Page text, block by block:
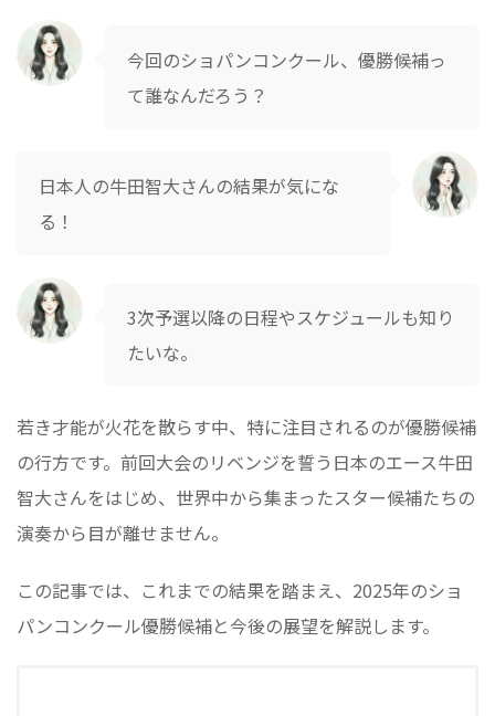
今回のショパンコンクール、優勝候補っ
て誰なんだろう？
日本人の牛田智大さんの結果が気にな
る！
3次予選以降の日程やスケジュールも知り
たいな。
若き才能が火花を散らす中、特に注目されるのが優勝候補
の行方です。前回大会のリベンジを誓う日本のエース牛田
智大さんをはじめ、世界中から集まったスター候補たちの
演奏から目が離せません。
この記事では、これまでの結果を踏まえ、2025年のショ
パンコンクール優勝候補と今後の展望を解説します。